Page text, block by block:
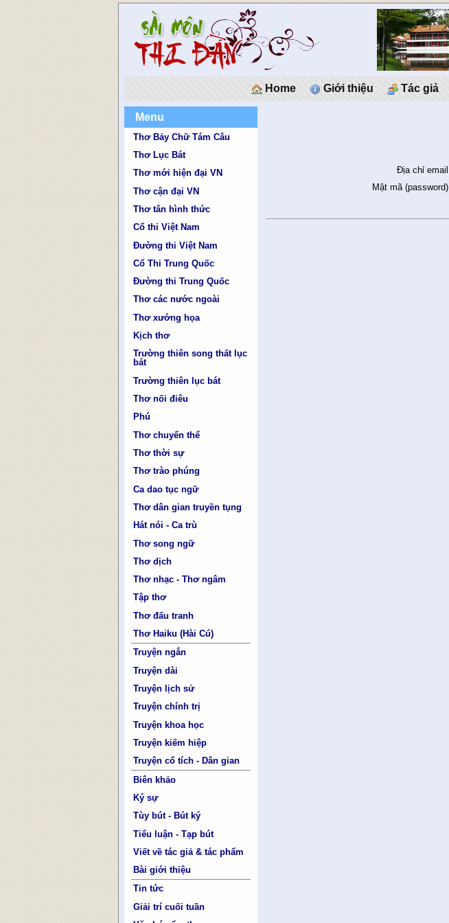
Home Giới thiệu Tác giả
Menu
Thơ Bảy Chữ Tám Câu
Thơ Lục Bát
Thơ mới hiện đại VN
Thơ cận đại VN
Thơ tân hình thức
Cổ thi Việt Nam
Đường thi Việt Nam
Cổ Thi Trung Quốc
Đường thi Trung Quốc
Thơ các nước ngoài
Thơ xướng họa
Kịch thơ
Trường thiên song thất lục
bát
Trường thiên lục bát
Thơ nối điêu
Phú
Thơ chuyển thể
Thơ thời sự
Thơ trào phúng
Ca dao tục ngữ
Thơ dân gian truyền tụng
Hát nói - Ca trù
Thơ song ngữ
Thơ dịch
Thơ nhạc - Thơ ngâm
Tập thơ
Thơ đấu tranh
Thơ Haiku (Hài Cú)
Truyện ngắn
Truyện dài
Truyện lịch sử
Truyện chính trị
Truyện khoa học
Truyện kiếm hiệp
Truyện cổ tích - Dân gian
Biên khảo
Ký sự
Tùy bút - Bút ký
Tiểu luận - Tạp bút
Viết về tác giả & tác phẩm
Bài giới thiệu
Tin tức
Giải trí cuối tuần
Địa chỉ email
Mật mã (password)